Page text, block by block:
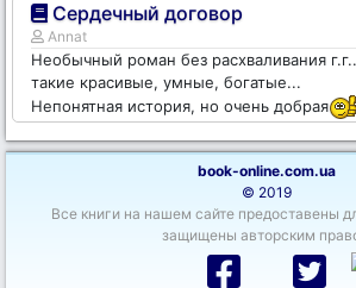
Сердечный договор
Annat
Необычный роман без расхваливания
такие красивые, умные, богатые...
Непонятная история, но очень добрая
book-online.com.ua
© 2019
Все книги на нашем сайте предоставены
защищены авторским